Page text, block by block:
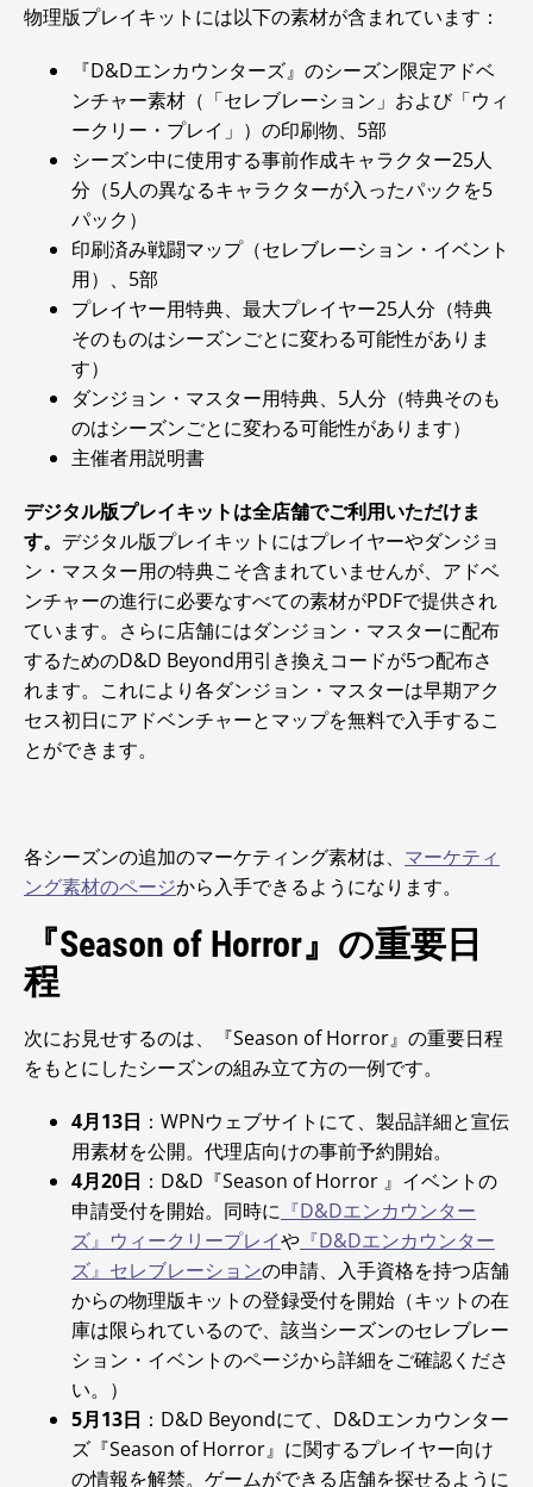
物理版プレイキットには以下の素材が含まれています：
『D&Dエンカウンターズ』のシーズン限定アドベ
ンチャー素材（「セレブレーション」および「ウィ
ークリー・プレイ」）の印刷物、5部
シーズン中に使用する事前作成キャラクター25人
分（5人の異なるキャラクターが入ったパックを5
パック）
印刷済み戦闘マップ（セレブレーション・イベント
用）、5部
プレイヤー用特典、最大プレイヤー25人分（特典
そのものはシーズンごとに変わる可能性がありま
す）
ダンジョン・マスター用特典、5人分（特典そのも
のはシーズンごとに変わる可能性があります）
主催者用説明書
デジタル版プレイキットは全店舗でご利用いただけま
す。 デジタル版プレイキットにはプレイヤーやダンジョ
ン・マスター用の特典こそ含まれていませんが、アドベ
ンチャーの進行に必要なすべての素材がPDFで提供され
ています。さらに店舗にはダンジョン・マスターに配布
するためのD&D Beyond用引き換えコードが5つ配布さ
れます。これにより各ダンジョン・マスターは早期アク
セス初日にアドベンチャーとマップを無料で入手するこ
とができます。
各シーズンの追加のマーケティング素材は、 マーケティ
ング素材のページから入手できるようになります。
『Season of Horror』の重要日
程
次にお見せするのは、『Season of Horror』の重要日程
をもとにしたシーズンの組み立て方の一例です。
4月13日 ：WPNウェブサイトにて、製品詳細と宣伝
用素材を公開。代理店向けの事前予約開始。
4月20日 ：D&D『Season of Horror 』イベントの
申請受付を開始。同時に 『D&Dエンカウンター
ズ』ウィークリープレイや 『D&Dエンカウンター
ズ』セレブレーションの申請、入手資格を持つ店舗
からの物理版キットの登録受付を開始（キットの在
庫は限られているので、該当シーズンのセレブレー
ション・イベントのページから詳細をご確認くださ
い。）
5月13日 ：D&D Beyondにて、D&Dエンカウンター
ズ『Season of Horror』に関するプレイヤー向け
の情報を解禁。ゲームができる店舗を探せるように